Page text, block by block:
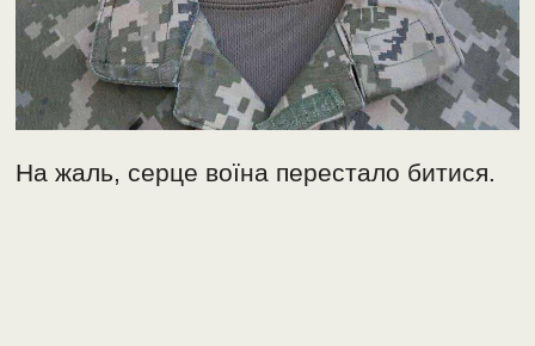
На жаль, серце воїна перестало битися.